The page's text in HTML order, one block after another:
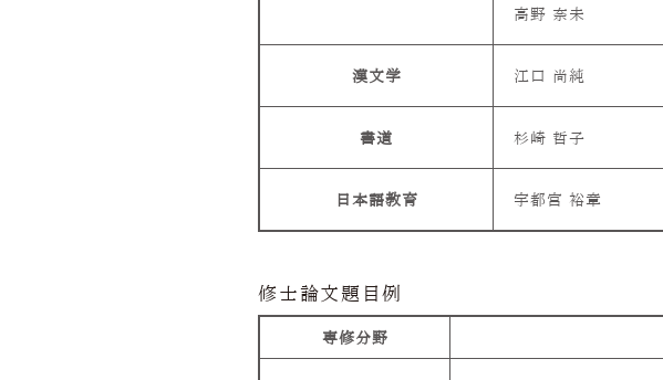
高野 奈未
漢文学 江口 尚純
書道 杉崎 哲子
日本語教育 宇都宮 裕章
修士論文題目例
専修分野